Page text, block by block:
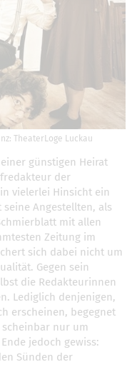
TheaterLoge Luckau
günstigen Heirat
der
vielerlei Hinsicht ein
Angestellten, als
mit allen
Zeitung im
sich dabei nicht um
Gegen sein
die Redakteurinnen
Lediglich denjenigen,
erscheinen, begegnet
nur um
jedoch gewiss:
Sünden der